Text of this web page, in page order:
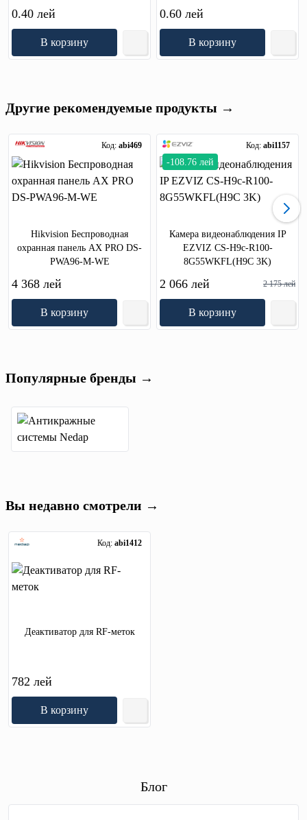
0.40 лей
В корзину
0.60 лей
В корзину
Другие рекомендуемые продукты →
Код: abi469
Hikvision Беспроводная
охранная панель AX PRO DS-
PWA96-M-WE
4 368 лей
В корзину
Код: abi1157
-108.76 лей
Камера видеонаблюдения IP
EZVIZ CS-H9c-R100-
8G55WKFL(H9C 3K)
2 066 лей 2 175 лей
В корзину
Популярные бренды →
Вы недавно смотрели →
Код: abi1412
Деактиватор для RF-меток
782 лей
В корзину
Блог